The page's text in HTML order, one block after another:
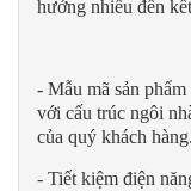
hưởng nhiều đến
- Mẫu mã sản
với cấu trúc ngôi
của quý khách hàng.
- Tiết kiệm điện